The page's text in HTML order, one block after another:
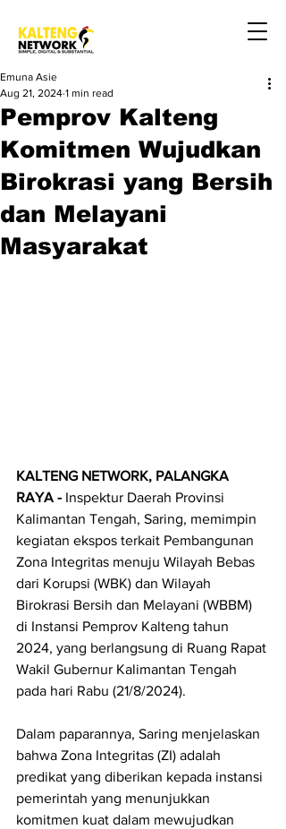
Pemprov Kalteng
Komitmen Wujudkan
Birokrasi yang Bersih
dan Melayani
Masyarakat
Emuna Asie
Aug 21, 2024 1 min read
KALTENG NETWORK, PALANGKA
RAYA - Inspektur Daerah Provinsi
Kalimantan Tengah, Saring, memimpin
kegiatan ekspos terkait Pembangunan
Zona Integritas menuju Wilayah Bebas
dari Korupsi (WBK) dan Wilayah
Birokrasi Bersih dan Melayani (WBBM)
di Instansi Pemprov Kalteng tahun
2024, yang berlangsung di Ruang Rapat
Wakil Gubernur Kalimantan Tengah
pada hari Rabu (21/8/2024).
Dalam paparannya, Saring menjelaskan
bahwa Zona Integritas (ZI) adalah
predikat yang diberikan kepada instansi
pemerintah yang menunjukkan
komitmen kuat dalam mewujudkan